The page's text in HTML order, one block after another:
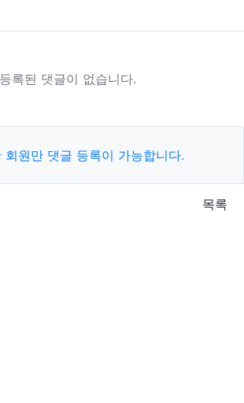
등록된 댓글이 없습니다.
회원만 댓글 등록이 가능합니다.
목록